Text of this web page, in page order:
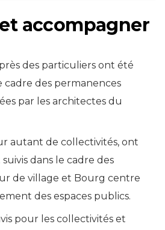
accompagner
des particuliers ont été
cadre des permanences
par les architectes du
autant de collectivités, ont
dans le cadre des
de village et Bourg centre
des espaces publics.
pour les collectivités et